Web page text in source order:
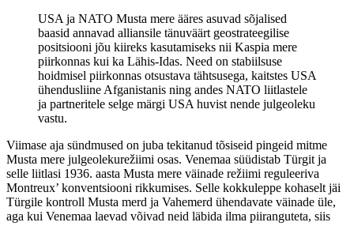
USA ja NATO Musta mere ääres asuvad sõjalised
baasid annavad alliansile tänuväärt geostrateegilise
positsiooni jõu kiireks kasutamiseks nii Kaspia mere
piirkonnas kui ka Lähis-Idas. Need on stabiilsuse
hoidmisel piirkonnas otsustava tähtsusega, kaitstes USA
ühendusliine Afganistanis ning andes NATO liitlastele
ja partneritele selge märgi USA huvist nende julgeoleku
vastu.
Viimase aja sündmused on juba tekitanud tõsiseid pingeid mitme
Musta mere julgeolekurežiimi osas. Venemaa süüdistab Türgit ja
selle liitlasi 1936. aasta Musta mere väinade režiimi reguleeriva
Montreux’ konventsiooni rikkumises. Selle kokkuleppe kohaselt jäi
Türgile kontroll Musta merd ja Vahemerd ühendavate väinade üle,
aga kui Venemaa laevad võivad neid läbida ilma piiranguteta, siis